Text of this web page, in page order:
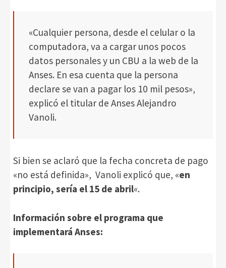
«Cualquier persona, desde el celular o la
computadora, va a cargar unos pocos
datos personales y un CBU a la web de la
Anses. En esa cuenta que la persona
declare se van a pagar los 10 mil pesos»,
explicó el titular de Anses Alejandro
Vanoli.
Si bien se aclaró que la fecha concreta de pago
«no está definida», Vanoli explicó que, «en
principio, sería el 15 de abril«.
Información sobre el programa que
implementará Anses: